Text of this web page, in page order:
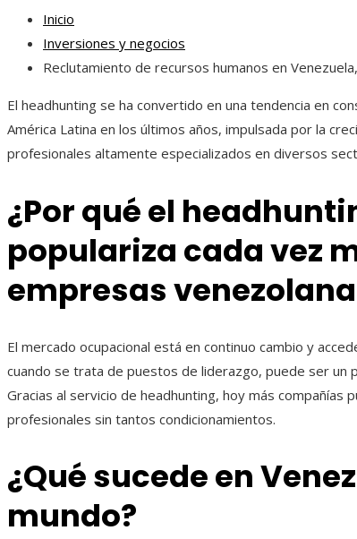
Inicio
Inversiones y negocios
Reclutamiento de recursos humanos en
El headhunting se ha convertido en una tendencia en
América Latina en los últimos años, impulsada por la
profesionales altamente especializados en diversos
¿Por qué el
populariza cada vez
empresas
El mercado ocupacional está en continuo cambio y
cuando se trata de puestos de liderazgo, puede ser un
Gracias al servicio de headhunting, hoy más compañías
profesionales sin tantos condicionamientos.
¿Qué sucede en
mundo?